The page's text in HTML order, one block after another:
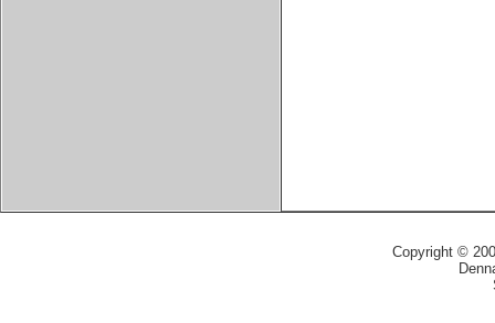
Copyright ©